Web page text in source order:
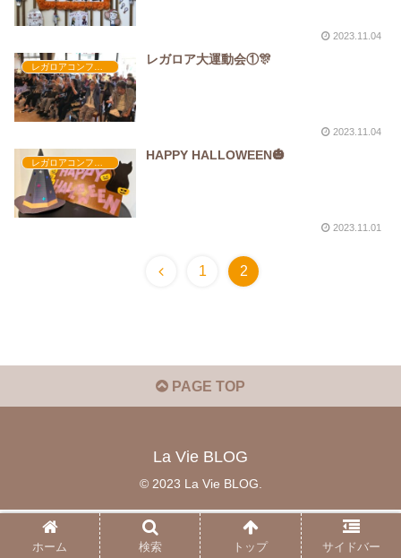
2023.11.04
レガロア大運動会①🎊
2023.11.04
HAPPY HALLOWEEN🎃
2023.11.01
1 2
PAGE TOP
La Vie BLOG
© 2023 La Vie BLOG.
ホーム 検索 トップ サイドバー